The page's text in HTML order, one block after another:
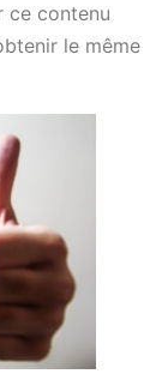
ce contenu
le même